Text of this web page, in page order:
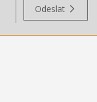
Odeslat